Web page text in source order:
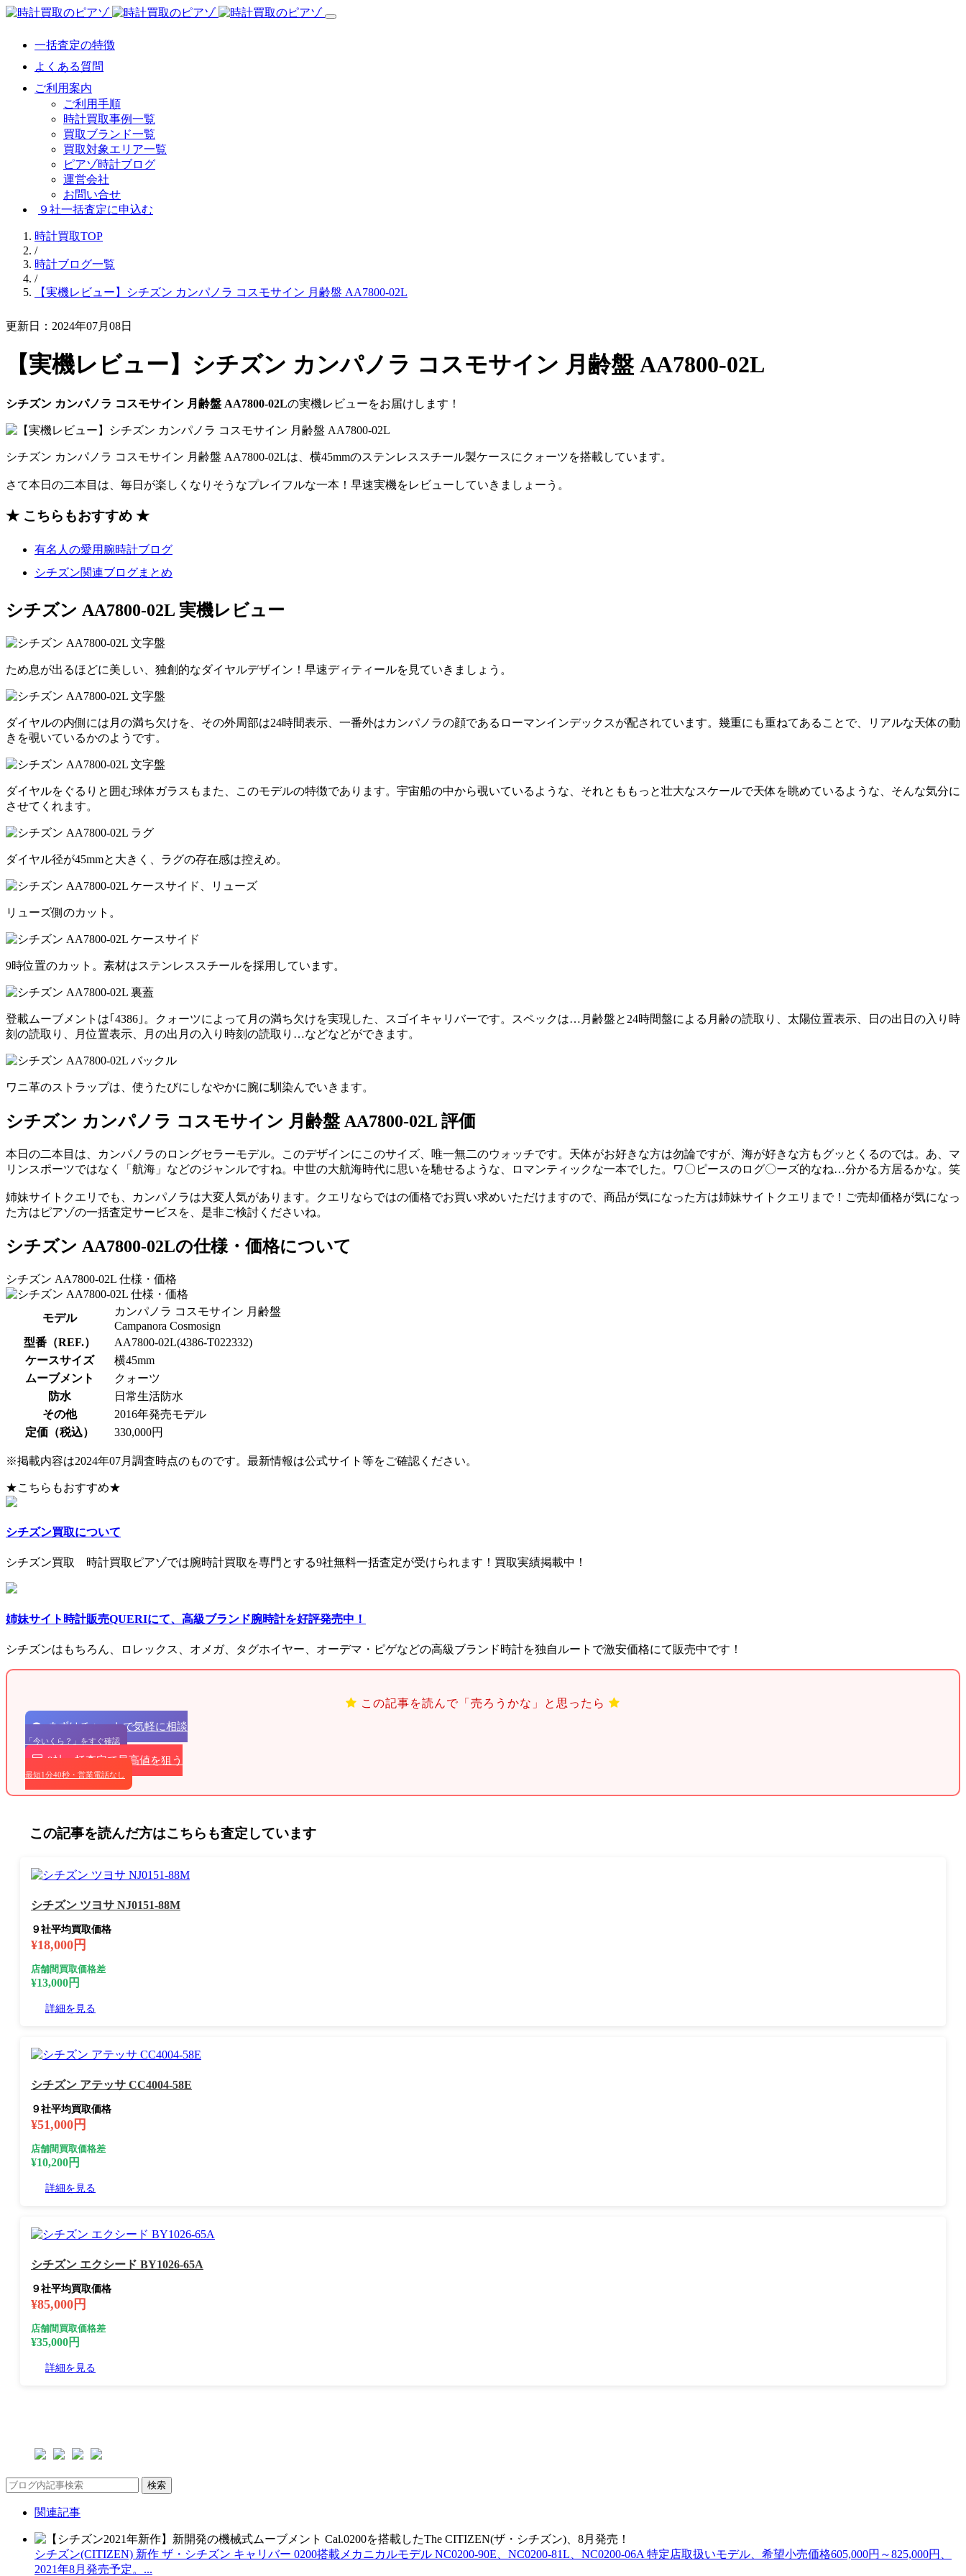
一括査定の特徴
よくある質問
ご利用案内
ご利用手順
時計買取事例一覧
買取ブランド一覧
買取対象エリア一覧
ピアゾ時計ブログ
運営会社
お問い合せ
９社一括査定に申込む
時計買取TOP
/
時計ブログ一覧
/
【実機レビュー】シチズン カンパノラ コスモサイン 月齢盤 AA7800-02L
更新日：2024年07月08日
【実機レビュー】シチズン カンパノラ コスモサイン 月齢盤 AA7800-02L
シチズン カンパノラ コスモサイン 月齢盤 AA7800-02Lの実機レビューをお届けします！
シチズン カンパノラ コスモサイン 月齢盤 AA7800-02Lは、横45mmのステンレススチール製ケースにクォーツを搭載しています。
さて本日の二本目は、毎日が楽しくなりそうなプレイフルな一本！早速実機をレビューしていきましょーう。
★ こちらもおすすめ ★
有名人の愛用腕時計ブログ
シチズン関連ブログまとめ
シチズン AA7800-02L 実機レビュー
ため息が出るほどに美しい、独創的なダイヤルデザイン！早速ディティールを見ていきましょう。
ダイヤルの内側には月の満ち欠けを、その外周部は24時間表示、一番外はカンパノラの顔であるローマンインデックスが配されています。幾重にも重ねてあることで、リアルな天体の動
きを覗いているかのようです。
ダイヤルをぐるりと囲む球体ガラスもまた、このモデルの特徴であります。宇宙船の中から覗いているような、それとももっと壮大なスケールで天体を眺めているような、そんな気分に
させてくれます。
ダイヤル径が45mmと大きく、ラグの存在感は控えめ。
リューズ側のカット。
9時位置のカット。素材はステンレススチールを採用しています。
登載ムーブメントは｢4386｣。クォーツによって月の満ち欠けを実現した、スゴイキャリバーです。スペックは…月齢盤と24時間盤による月齢の読取り、太陽位置表示、日の出日の入り時
刻の読取り、月位置表示、月の出月の入り時刻の読取り…などなどができます。
ワニ革のストラップは、使うたびにしなやかに腕に馴染んでいきます。
シチズン カンパノラ コスモサイン 月齢盤 AA7800-02L 評価
本日の二本目は、カンパノラのロングセラーモデル。このデザインにこのサイズ、唯一無二のウォッチです。天体がお好きな方は勿論ですが、海が好きな方もグッとくるのでは。あ、マ
リンスポーツではなく「航海」などのジャンルですね。中世の大航海時代に思いを馳せるような、ロマンティックな一本でした。ワ〇ピースのログ〇ーズ的なね…分かる方居るかな。笑
姉妹サイトクエリでも、カンパノラは大変人気があります。クエリならではの価格でお買い求めいただけますので、商品が気になった方は姉妹サイトクエリまで！ご売却価格が気になっ
た方はピアゾの一括査定サービスを、是非ご検討くださいね。
シチズン AA7800-02Lの仕様・価格について
シチズン AA7800-02L 仕様・価格
モデル
カンパノラ コスモサイン 月齢盤
Campanora Cosmosign
型番（REF.）
AA7800-02L(4386-T022332)
ケースサイズ
横45mm
ムーブメント
クォーツ
防水
日常生活防水
その他
2016年発売モデル
定価（税込）
330,000円
※掲載内容は2024年07月調査時点のものです。最新情報は公式サイト等をご確認ください。
★こちらもおすすめ★
シチズン買取について
シチズン買取 時計買取ピアゾでは腕時計買取を専門とする9社無料一括査定が受けられます！買取実績掲載中！
姉妹サイト時計販売QUERIにて、高級ブランド腕時計を好評発売中！
シチズンはもちろん、ロレックス、オメガ、タグホイヤー、オーデマ・ピゲなどの高級ブランド時計を独自ルートで激安価格にて販売中です！
この記事を読んで「売ろうかな」と思ったら
まずはチャットで気軽に相談
「今いくら？」をすぐ確認
9社一括査定で最高値を狙う
最短1分40秒・営業電話なし
この記事を読んだ方はこちらも査定しています
シチズン ツヨサ NJ0151-88M
９社平均買取価格
¥18,000円
店舗間買取価格差
¥13,000円
詳細を見る
シチズン アテッサ CC4004-58E
９社平均買取価格
¥51,000円
店舗間買取価格差
¥10,200円
詳細を見る
シチズン エクシード BY1026-65A
９社平均買取価格
¥85,000円
店舗間買取価格差
¥35,000円
詳細を見る
検索
関連記事
シチズン(CITIZEN) 新作 ザ・シチズン キャリバー 0200搭載メカニカルモデル NC0200-90E、NC0200-81L、NC0200-06A 特定店取扱いモデル、希望小売価格605,000円～825,000円、
2021年8月発売予定。...